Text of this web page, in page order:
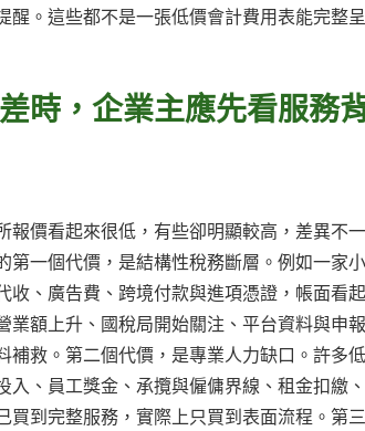
醒。這些都不是一張低價會計費用表能完整
時，企業主應先看服務
報價看起來很低，有些卻明顯較高，差異不
第一個代價，是結構性稅務斷層。例如一家
收、廣告費、跨境付款與進項憑證，帳面看
業額上升、國稅局開始關注、平台資料與申
補救。第二個代價，是專業人力缺口。許多
入、員工獎金、承攬與僱傭界線、租金扣繳
買到完整服務，實際上只買到表面流程。第